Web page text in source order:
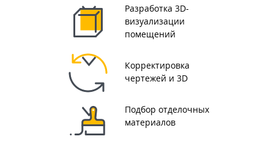
Разработка 3D-
визуализации
помещений
Корректировка
чертежей и 3D
Подбор отделочных
материалов